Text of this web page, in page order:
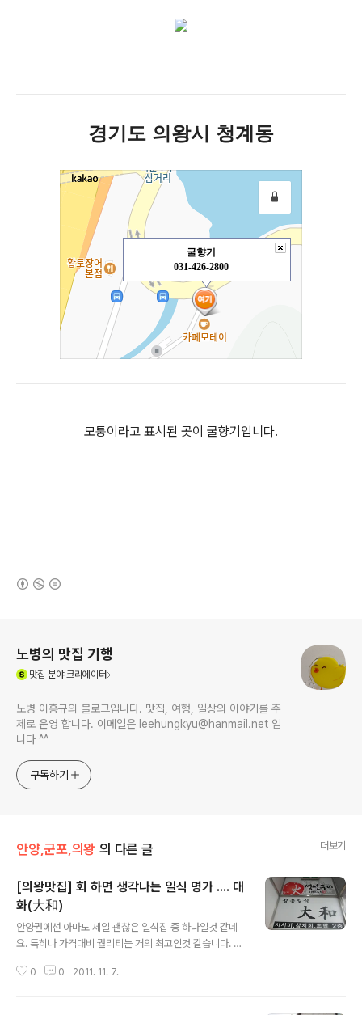
모퉁이라고 표시된 곳이 굴향기입니다.
노병의 맛집 기행
맛집 분야 크리에이터
노병 이흥규의 블로그입니다. 맛집, 여행, 일상의 이야기를 주
제로 운영 합니다. 이메일은 leehungkyu@hanmail.net 입
니다 ^^
구독하기
안양,군포,의왕 의 다른 글 더보기
[의왕맛집] 회 하면 생각나는 일식 명가 .... 대
화(大和)
안양권에선 아마도 제일 괜찮은 일식집 중 하나일것 같네
요. 특히나 가격대비 퀄리티는 거의 최고인것 같습니다. 위
니다. 그러나 이집 오너세프님의 마인드가 이집의 명성을
0 0 2011. 11. 7.